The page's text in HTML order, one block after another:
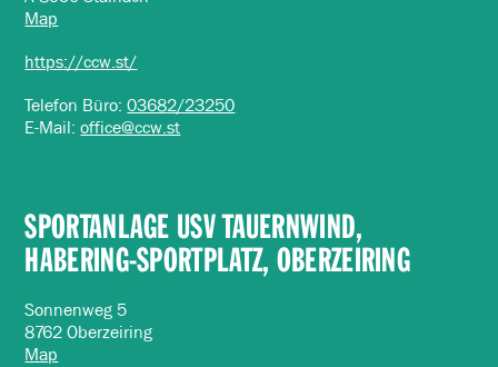
Map
https://ccw.st/
Telefon Büro:03682/23250
E-Mail:office@ccw.st
SPORTANLAGE USV TAUERNWIND,
HABERING-SPORTPLATZ, OBERZEIRING
Sonnenweg 5
8762 Oberzeiring
Map